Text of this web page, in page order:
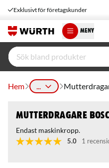
Exklusivt för företagskunder
MENY
Hem ...
Mutterdragare Bosch
Endast maskinkropp.
5.0 1